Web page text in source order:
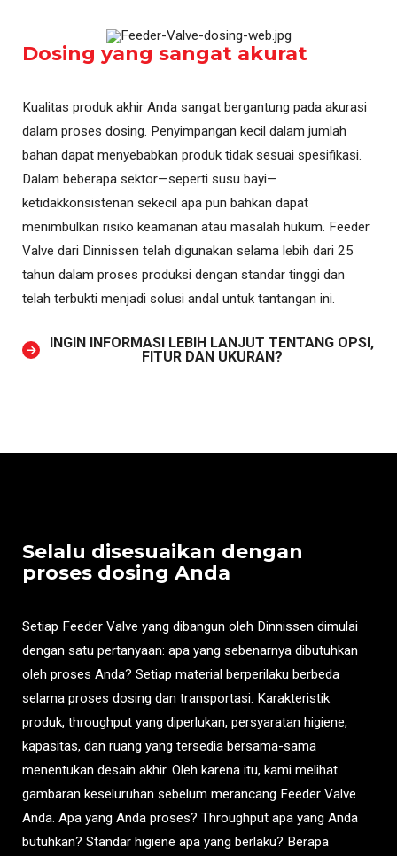
Dosing yang sangat akurat
Kualitas produk akhir Anda sangat bergantung pada akurasi
dalam proses dosing. Penyimpangan kecil dalam jumlah
bahan dapat menyebabkan produk tidak sesuai spesifikasi.
Dalam beberapa sektor—seperti susu bayi—
ketidakkonsistenan sekecil apa pun bahkan dapat
menimbulkan risiko keamanan atau masalah hukum. Feeder
Valve dari Dinnissen telah digunakan selama lebih dari 25
tahun dalam proses produksi dengan standar tinggi dan
telah terbukti menjadi solusi andal untuk tantangan ini.
INGIN INFORMASI LEBIH LANJUT TENTANG OPSI,
FITUR DAN UKURAN?
Selalu disesuaikan dengan
proses dosing Anda
Setiap Feeder Valve yang dibangun oleh Dinnissen dimulai
dengan satu pertanyaan: apa yang sebenarnya dibutuhkan
oleh proses Anda? Setiap material berperilaku berbeda
selama proses dosing dan transportasi. Karakteristik
produk, throughput yang diperlukan, persyaratan higiene,
kapasitas, dan ruang yang tersedia bersama-sama
menentukan desain akhir. Oleh karena itu, kami melihat
gambaran keseluruhan sebelum merancang Feeder Valve
Anda. Apa yang Anda proses? Throughput apa yang Anda
butuhkan? Standar higiene apa yang berlaku? Berapa